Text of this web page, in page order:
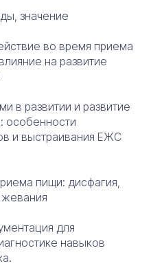
значение
во время приема
на развитие
в развитии и развитие
особенности
и выстраивания ЕЖС
пищи: дисфагия,
для
навыков